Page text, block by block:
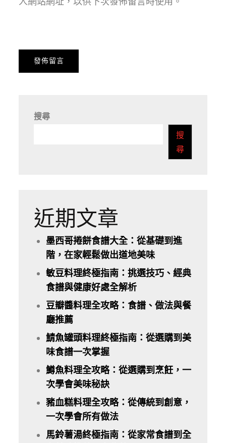
搜尋
搜
尋
近期文章
墨西哥捲餅食譜大全：從基礎到進
階，在家輕鬆做出道地美味
敏豆料理終極指南：挑選技巧、經典
食譜與健康好處全解析
豆瓣醬料理全攻略：食譜、做法與餐
廳推薦
鯖魚罐頭料理終極指南：從選購到美
味食譜一次掌握
鱒魚料理全攻略：從選購到烹飪，一
次學會美味秘訣
豬血糕料理全攻略：從傳統到創意，
一次學會所有做法
馬鈴薯湯終極指南：從家常食譜到全